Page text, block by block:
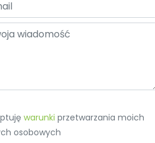
warunki przetwarzania moich
osobowych